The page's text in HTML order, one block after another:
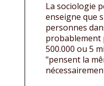
La sociologie
enseigne que
personnes
probablement
500.000 ou 5
"pensent la